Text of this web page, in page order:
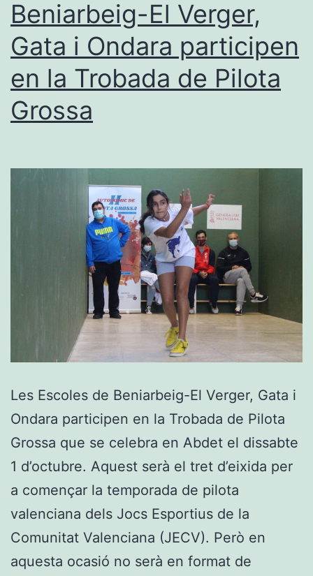
Copa
Caixa
Popular
Beniarbeig-El Verger,
Gata i Ondara participen
en la Trobada de Pilota
Grossa
Les Escoles de Beniarbeig-El Verger, Gata i
Ondara participen en la Trobada de Pilota
Grossa que se celebra en Abdet el dissabte
1 d’octubre. Aquest serà el tret d’eixida per
a començar la temporada de pilota
valenciana dels Jocs Esportius de la
Comunitat Valenciana (JECV). Però en
aquesta ocasió no serà en format de